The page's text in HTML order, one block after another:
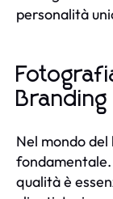
personalità
Branding
Nel mondo del
qualità è